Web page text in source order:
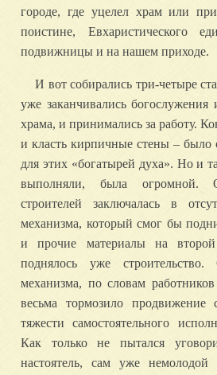
городе, где уцелел храм или
поистине, Евхаристического
подвижницы и на нашем приходе.
И вот собирались три-четыре
уже заканчивались богослужения
храма, и принимались за работу.
и класть кирпичные стены –
для этих «богатырей духа». Но и
выполняли, была огромной.
строителей заключалась в
механизма, который смог бы
и прочие материалы на
поднялось уже строительство.
механизма, по словам
весьма тормозило
тяжести самостоятельного
Как только не пытался
настоятель, сам уже